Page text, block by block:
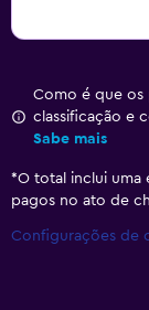
Como é que os
classificação e
Sabe mais
*O total inclui uma
pagos no ato de
Configurações de